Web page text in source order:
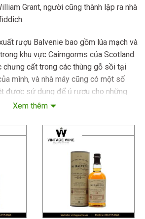
Grant, người cũng thành lập ra nhà
rượu Balvenie bao gồm lúa mạch và
khu vực Cairngorms của Scotland.
chưng cất trong các thùng gỗ sồi tại
mình, và nhà máy cũng có một số
được sử dụng để ủ rượu cho những
cất The Balvenie Distillery vẫn
xuất những loại whisky đẳng cấp,
thế giới.
của Rượu Balvenie
số đặc điểm chung như sau:
thường có mùi thơm đặc trưng
Xem thêm